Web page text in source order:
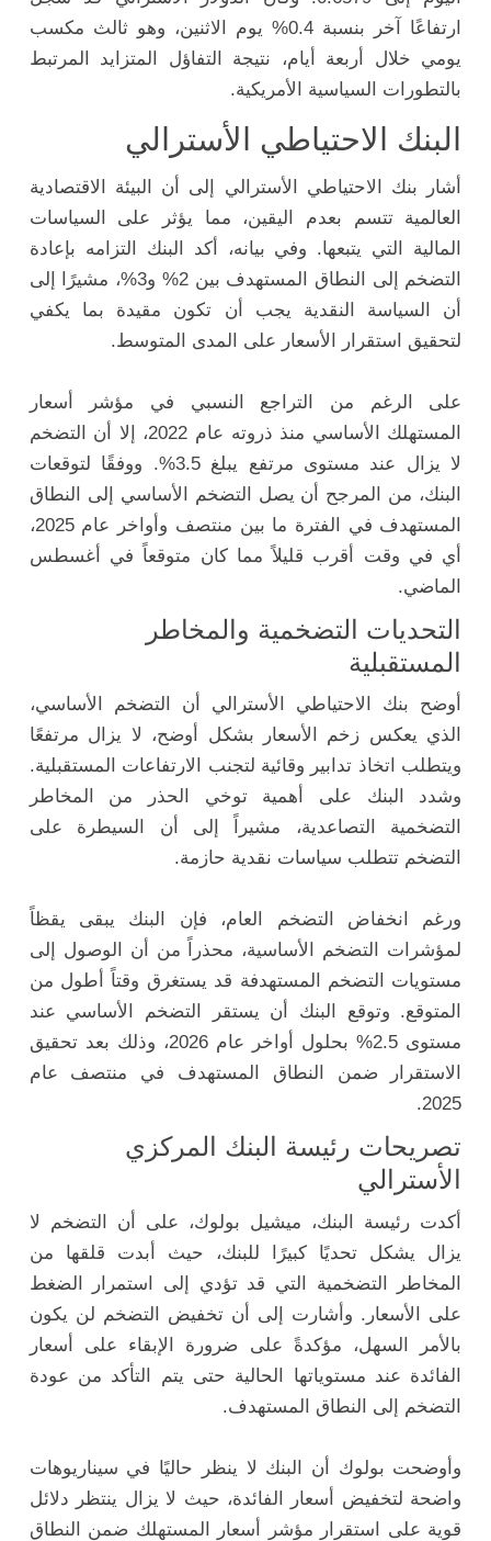
ارتفاعًا آخر بنسبة 0.4% يوم الاثنين، وهو ثالث مكسب
يومي خلال أربعة أيام، نتيجة التفاؤل المتزايد المرتبط
بالتطورات السياسية الأمريكية.
البنك الاحتياطي الأسترالي
أشار بنك الاحتياطي الأسترالي إلى أن البيئة الاقتصادية
العالمية تتسم بعدم اليقين، مما يؤثر على السياسات
المالية التي يتبعها. وفي بيانه، أكد البنك التزامه بإعادة
التضخم إلى النطاق المستهدف بين 2% و3%، مشيرًا إلى
أن السياسة النقدية يجب أن تكون مقيدة بما يكفي
لتحقيق استقرار الأسعار على المدى المتوسط.
على الرغم من التراجع النسبي في مؤشر أسعار
المستهلك الأساسي منذ ذروته عام 2022، إلا أن التضخم
لا يزال عند مستوى مرتفع يبلغ 3.5%. ووفقًا لتوقعات
البنك، من المرجح أن يصل التضخم الأساسي إلى النطاق
المستهدف في الفترة ما بين منتصف وأواخر عام 2025،
أي في وقت أقرب قليلاً مما كان متوقعاً في أغسطس
الماضي.
التحديات التضخمية والمخاطر
المستقبلية
أوضح بنك الاحتياطي الأسترالي أن التضخم الأساسي،
الذي يعكس زخم الأسعار بشكل أوضح، لا يزال مرتفعًا
ويتطلب اتخاذ تدابير وقائية لتجنب الارتفاعات المستقبلية.
وشدد البنك على أهمية توخي الحذر من المخاطر
التضخمية التصاعدية، مشيراً إلى أن السيطرة على
التضخم تتطلب سياسات نقدية حازمة.
ورغم انخفاض التضخم العام، فإن البنك يبقى يقظاً
لمؤشرات التضخم الأساسية، محذراً من أن الوصول إلى
مستويات التضخم المستهدفة قد يستغرق وقتاً أطول من
المتوقع. وتوقع البنك أن يستقر التضخم الأساسي عند
مستوى 2.5% بحلول أواخر عام 2026، وذلك بعد تحقيق
الاستقرار ضمن النطاق المستهدف في منتصف عام
2025.
تصريحات رئيسة البنك المركزي
الأسترالي
أكدت رئيسة البنك، ميشيل بولوك، على أن التضخم لا
يزال يشكل تحديًا كبيرًا للبنك، حيث أبدت قلقها من
المخاطر التضخمية التي قد تؤدي إلى استمرار الضغط
على الأسعار. وأشارت إلى أن تخفيض التضخم لن يكون
بالأمر السهل، مؤكدةً على ضرورة الإبقاء على أسعار
الفائدة عند مستوياتها الحالية حتى يتم التأكد من عودة
التضخم إلى النطاق المستهدف.
وأوضحت بولوك أن البنك لا ينظر حاليًا في سيناريوهات
واضحة لتخفيض أسعار الفائدة، حيث لا يزال ينتظر دلائل
قوية على استقرار مؤشر أسعار المستهلك ضمن النطاق